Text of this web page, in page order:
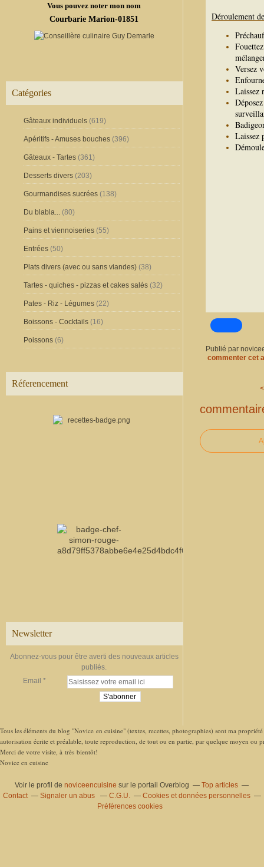
Vous pouvez noter mon nom
Courbarie Marion-01851
Catégories
Gâteaux individuels (619)
Apéritifs - Amuses bouches (396)
Gâteaux - Tartes (361)
Desserts divers (203)
Gourmandises sucrées (138)
Du blabla... (80)
Pains et viennoiseries (55)
Entrées (50)
Plats divers (avec ou sans viandes) (38)
Tartes - quiches - pizzas et cakes salés (32)
Pates - Riz - Légumes (22)
Boissons - Cocktails (16)
Poissons (6)
Réferencement
Newsletter
Abonnez-vous pour être averti des nouveaux articles
publiés.
Email
Déroulement
Versez
Laissez
Laissez
Publié par
commenter cet
Tous les éléments du blog "Novice en cuisine" (textes, recettes, photographies) sont ma
autorisation écrite et préalable, toute reproduction, de tout ou en partie, par quelque moyen ou
Merci de votre visite, à très bientôt!
Novice en cuisine
Voir le profil denoviceencuisine sur le portail Overblog
Top articles
Contact
Signaler un abus C.G.U.
Cookies et données personnelles
Préférences cookies